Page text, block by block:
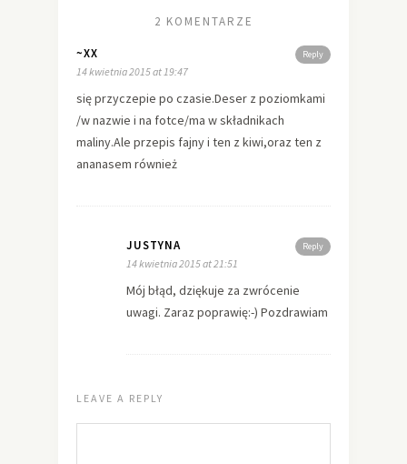
2 KOMENTARZE
Reply
~XX
14 kwietnia 2015 at 19:47
się przyczepie po czasie.Deser z poziomkami
/w nazwie i na fotce/ma w składnikach
maliny.Ale przepis fajny i ten z kiwi,oraz ten z
ananasem również
Reply
JUSTYNA
14 kwietnia 2015 at 21:51
Mój błąd, dziękuje za zwrócenie
uwagi. Zaraz poprawię:-) Pozdrawiam
LEAVE A REPLY